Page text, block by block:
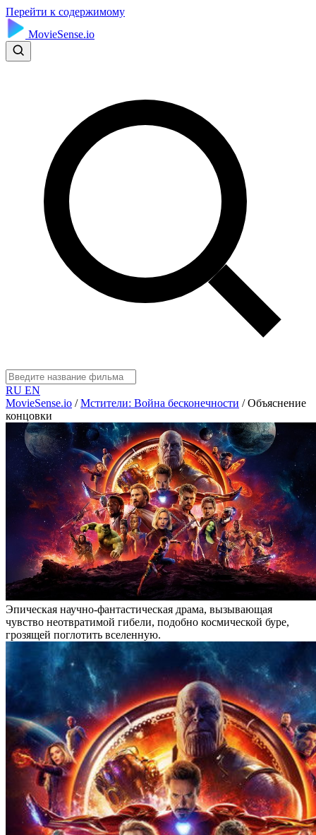
Перейти к содержимому
MovieSense.io
RU EN
MovieSense.io / Мстители: Война бесконечности / Объяснение
концовки
Эпическая научно-фантастическая драма, вызывающая
чувство неотвратимой гибели, подобно космической буре,
грозящей поглотить вселенную.